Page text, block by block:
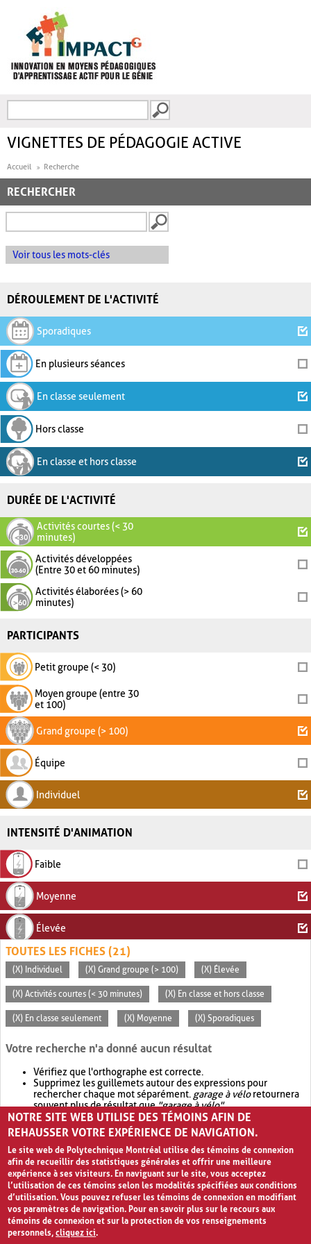
FORMULAIRE DE
VIGNETTES DE PÉDAGOGIE ACTIVE
Accueil Recherche
RECHERCHER
Voir tous les mots-clés
DÉROULEMENT DE L'ACTIVITÉ
Sporadiques
En plusieurs séances
En classe seulement
Hors classe
En classe et hors classe
DURÉE DE L'ACTIVITÉ
Activités courtes (< 30
minutes)
Activités développées
(Entre 30 et 60 minutes)
Activités élaborées (> 60
minutes)
PARTICIPANTS
Petit groupe (< 30)
Moyen groupe (entre 30
et 100)
Grand groupe (> 100)
Équipe
Individuel
INTENSITÉ D'ANIMATION
Faible
Moyenne
Élevée
TOUTES LES FICHES (21)
(X) Individuel (X) Grand groupe (> 100) (X) Élevée
(X) Activités courtes (< 30 minutes) (X) En classe et hors classe
(X) En classe seulement (X) Moyenne (X) Sporadiques
Votre recherche n'a donné aucun résultat
Vérifiez que l'orthographe est correcte.
Supprimez les guillemets autour des expressions pour
rechercher chaque mot séparément. garage à véloretournera
souvent plus de résultat que"garage à vélo".
Envisagez d'élargir votre recherche avec OR.garage OR vélo
retournera souvent plus de résultat quegarage à vélo
NOTRE SITE WEB UTILISE DES TÉMOINS AFIN DE
REHAUSSER VOTRE EXPÉRIENCE DE NAVIGATION.
Le site web de Polytechnique Montréal utilise des témoins de connexion
afin de recueillir des statistiques générales et offrir une meilleure
expérience à ses visiteurs. En naviguant sur le site, vous acceptez
l’utilisation de ces témoins selon les modalités spécifiées aux conditions
d’utilisation. Vous pouvez refuser les témoins de connexion en modifiant
vos paramètres de navigation. Pour en savoir plus sur le recours aux
témoins de connexion et sur la protection de vos renseignements
personnels,cliquez ici.